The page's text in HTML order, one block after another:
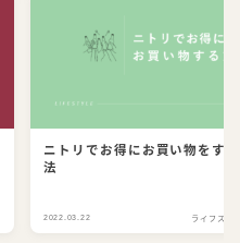
ニトリでお得にお買い物をす
法
2022.03.22 ライフスタ